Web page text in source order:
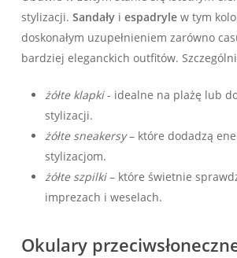
stylizacji. Sandałyi espadrylew tym
doskonałym‍ uzupełnieniem zarówno
bardziej eleganckich outfitów.
żółte klapki-⁤ idealne na plażę lub
stylizacji.
żółte⁣ sneakersy– które dodadzą‌
stylizacjom.
żółte szpilki– które świetnie
imprezach i weselach.
Okulary